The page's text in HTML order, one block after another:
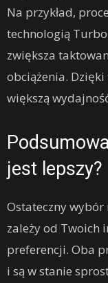
Na przykład,
technologią
zwiększa
obciążenia. Dzięki
większą
jest lepszy?
Ostateczny wybór
zależy od Twoich
preferencji. Oba
i są w stanie